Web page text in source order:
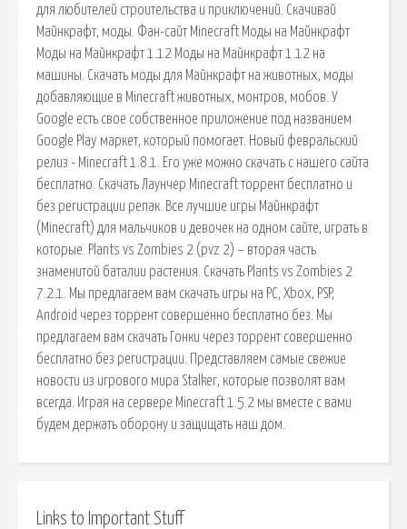
для любителей строительства и приключений. Скачивай
Майнкрафт, моды. Фан-сайт Minecraft Моды на Майнкрафт
Моды на Майнкрафт 1.12 Моды на Майнкрафт 1.12 на
машины. Скачать моды для Майнкрафт на животных, моды
добавляющие в Minecraft животных, монтров, мобов. У
Google есть свое собственное приложение под названием
Google Play маркет, который помогает. Новый февральский
релиз - Minecraft 1.8.1. Его уже можно скачать с нашего сайта
бесплатно. Скачать Лаунчер Minecraft торрент бесплатно и
без регистрации репак. Все лучшие игры Майнкрафт
(Minecraft) для мальчиков и девочек на одном сайте, играть в
которые. Plants vs Zombies 2 (pvz 2) – вторая часть
знаменитой баталии растения. Скачать Plants vs Zombies 2
7.2.1. Мы предлагаем вам скачать игры на PC, Xbox, PSP,
Android через торрент совершенно бесплатно без. Мы
предлагаем вам скачать Гонки через торрент совершенно
бесплатно без регистрации. Представляем самые свежие
новости из игрового мира Stalker, которые позволят вам
всегда. Играя на сервере Minecraft 1.5.2 мы вместе с вами
будем держать оборону и защищать наш дом.
Links to Important Stuff